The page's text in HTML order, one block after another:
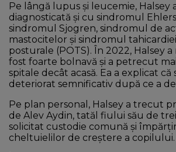
Pe lângă lupus și leucemie, Halsey
diagnosticată și cu sindromul
sindromul Sjogren, sindromul de
mastocitelor și sindromul
posturale (POTS). În 2022, Halsey
fost foarte bolnavă și a petrecut
spitale decât acasă. Ea a explicat că
deteriorat semnificativ după ce a
Pe plan personal, Halsey a trecut
de Alev Aydin, tatăl fiului său de
solicitat custodie comună și
cheltuielilor de creștere a copilului.